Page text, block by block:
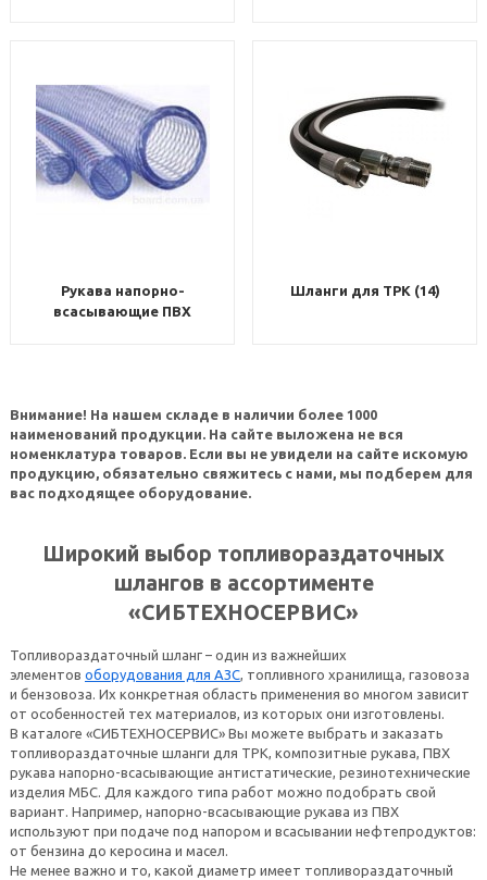
Рукава напорно-
всасывающие ПВХ
Шланги для ТРК (14)
Внимание! На нашем складе в наличии более 1000
наименований продукции. На сайте выложена не вся
номенклатура товаров. Если вы не увидели на сайте искомую
продукцию, обязательно свяжитесь с нами, мы подберем для
вас подходящее оборудование.
Широкий выбор топливораздаточных
шлангов в ассортименте
«СИБТЕХНОСЕРВИС»
Топливораздаточный шланг – один из важнейших
элементов оборудования для АЗС, топливного хранилища, газовоза
и бензовоза. Их конкретная область применения во многом зависит
от особенностей тех материалов, из которых они изготовлены.
В каталоге «СИБТЕХНОСЕРВИС» Вы можете выбрать и заказать
топливораздаточные шланги для ТРК, композитные рукава, ПВХ
рукава напорно-всасывающие антистатические, резинотехнические
изделия МБС. Для каждого типа работ можно подобрать свой
вариант. Например, напорно-всасывающие рукава из ПВХ
используют при подаче под напором и всасывании нефтепродуктов:
от бензина до керосина и масел.
Не менее важно и то, какой диаметр имеет топливораздаточный